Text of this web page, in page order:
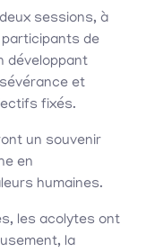
sessions, à
de
développant
et
fixés.
un souvenir
en
humaines.
les acolytes ont
la